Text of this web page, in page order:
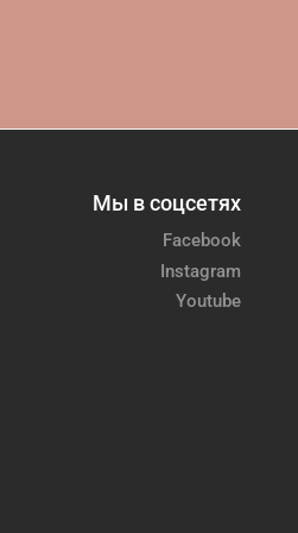
Мы в соцсетях
Facebook
Instagram
Youtube